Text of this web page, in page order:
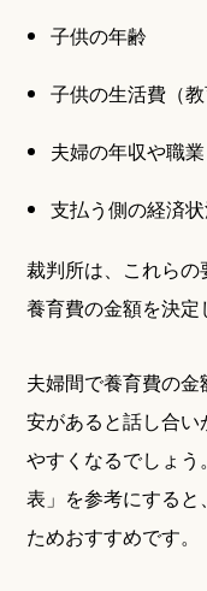
子供の年齢
子供の生活費（
夫婦の年収や職業
支払う側の経済
裁判所は、これら
養育費の金額を決定
夫婦間で養育費の
安があると話し合
やすくなるでしょ
表」を参考にする
ためおすすめです。